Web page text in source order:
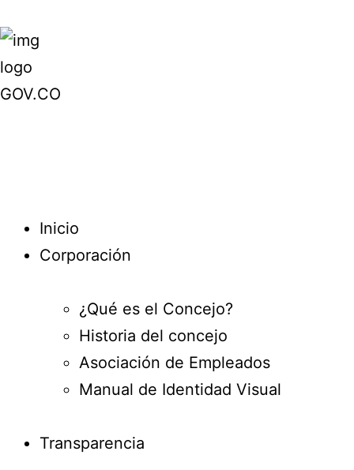
Inicio
Corporación
¿Qué es el Concejo?
Historia del concejo
Asociación de Empleados
Manual de Identidad Visual
Transparencia